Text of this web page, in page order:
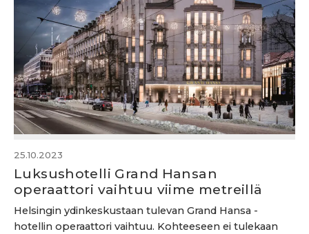
25.10.2023
Luksushotelli Grand Hansan
operaattori vaihtuu viime metreillä
Helsingin ydinkeskustaan tulevan Grand Hansa -
hotellin operaattori vaihtuu. Kohteeseen ei tulekaan